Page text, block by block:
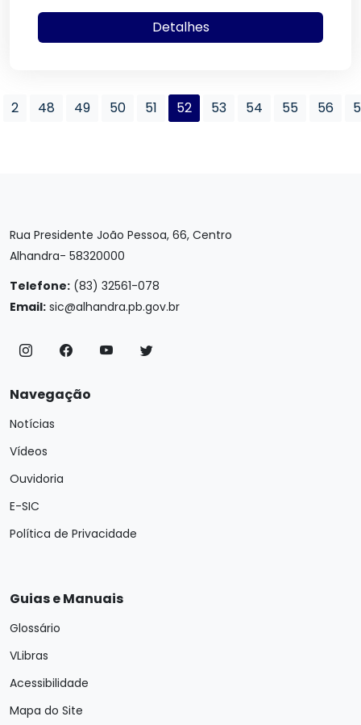
Detalhes
2 48 49 50 51 52 53 54 55 56
Rua Presidente João Pessoa, 66, Centro
Alhandra- 58320000
Telefone: (83) 32561-078
Email: sic@alhandra.pb.gov.br
Navegação
Notícias
Vídeos
Ouvidoria
E-SIC
Política de Privacidade
Guias e Manuais
Glossário
VLibras
Acessibilidade
Mapa do Site